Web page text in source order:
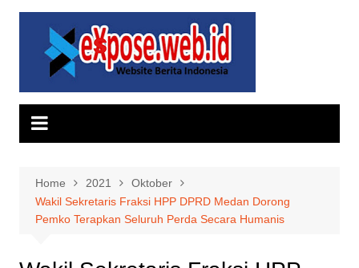
Skip
Home 2021
Oktober
Wakil Sekretaris Fraksi HPP DPRD Medan Dorong
Pemko Terapkan Seluruh Perda Secara Humanis